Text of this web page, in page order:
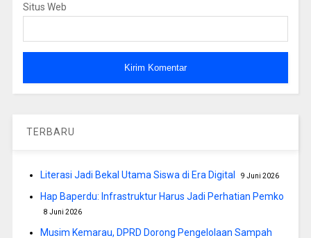
Situs Web
TERBARU
Literasi Jadi Bekal Utama Siswa di Era Digital 9 Juni 2026
Hap Baperdu: Infrastruktur Harus Jadi Perhatian Pemko
8 Juni 2026
Musim Kemarau, DPRD Dorong Pengelolaan Sampah